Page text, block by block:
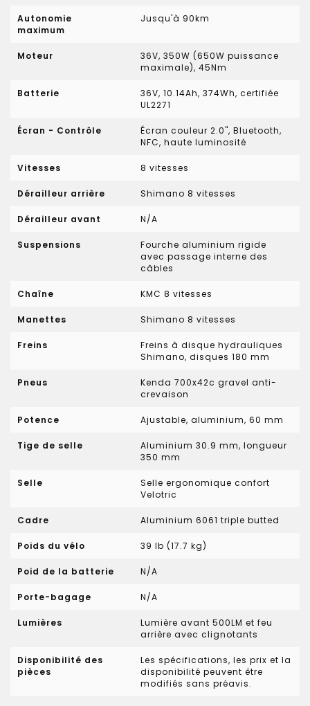
Autonomie
maximum
Jusqu'à 90km
Moteur
36V, 350W (650W puissance
maximale), 45Nm
Batterie
36V, 10.14Ah, 374Wh, certifiée
UL2271
Écran - Contrôle
Écran couleur 2.0", Bluetooth,
NFC, haute luminosité
Vitesses 8 vitesses
Dérailleur arrière Shimano 8 vitesses
Dérailleur avant N/A
Suspensions
Fourche aluminium rigide
avec passage interne des
câbles
Chaîne KMC 8 vitesses
Manettes Shimano 8 vitesses
Freins
Freins à disque hydrauliques
Shimano, disques 180 mm
Pneus
Kenda 700x42c gravel anti-
crevaison
Potence Ajustable, aluminium, 60 mm
Tige de selle
Aluminium 30.9 mm, longueur
350 mm
Selle
Selle ergonomique confort
Velotric
Cadre Aluminium 6061 triple butted
Poids du vélo 39 lb (17.7 kg)
Poid de la batterie N/A
Porte-bagage N/A
Lumières
Lumière avant 500LM et feu
arrière avec clignotants
Disponibilité des
pièces
Les spécifications, les prix et la
disponibilité peuvent être
modifiés sans préavis.